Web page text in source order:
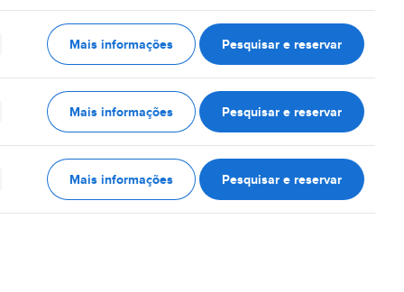
Mais informações Pesquisar e reservar
Mais informações Pesquisar e reservar
Mais informações Pesquisar e reservar